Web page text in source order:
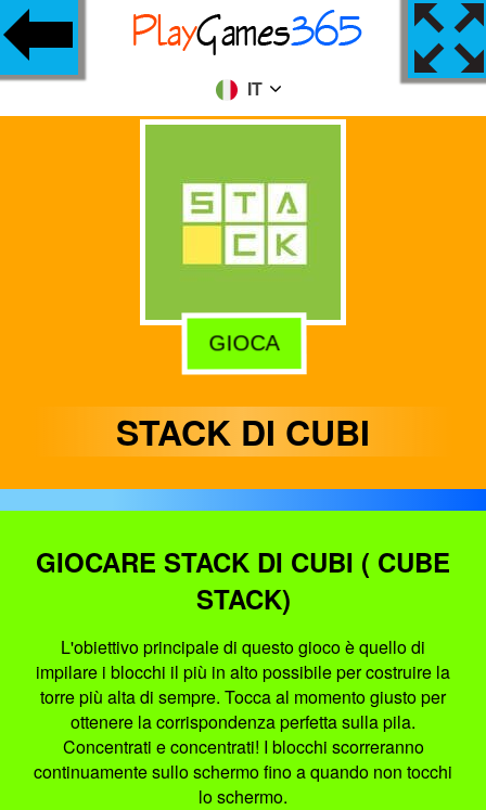
IT
GIOCA
STACK DI CUBI
GIOCARE STACK DI CUBI ( CUBE
STACK)
L'obiettivo principale di questo gioco è quello di
impilare i blocchi il più in alto possibile per costruire la
torre più alta di sempre. Tocca al momento giusto per
ottenere la corrispondenza perfetta sulla pila.
Concentrati e concentrati! I blocchi scorreranno
continuamente sullo schermo fino a quando non tocchi
lo schermo.